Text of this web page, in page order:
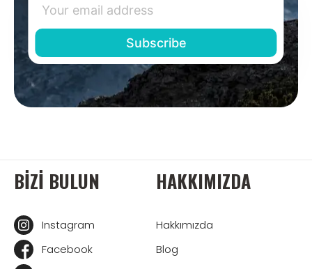
BIZI BULUN
Instagram
Facebook
HAKKIMIZDA
Hakkımızda
Blog